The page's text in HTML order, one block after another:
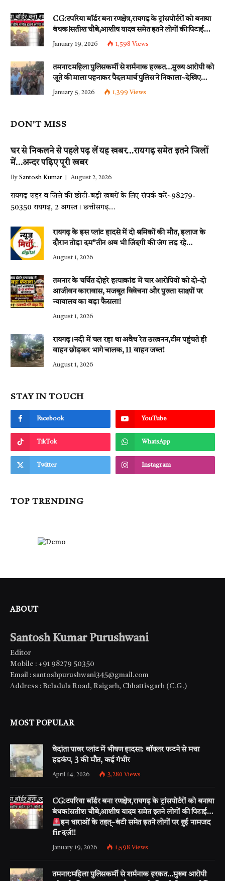
CG:टपरिया बॉर्डर बना रणक्षेत्र,रायगढ़ के ट्रांसपोर्टरों को बनाया
बंधक!सतीश चौबे,आशीष यादव समेत इतने लोगों की पिटाई…
इन धाराओं के तहत्~बंटी समेत इतने लोगों पर हुई नामजद
January 19, 2026 1,598 Views
तमनार:महिला पुलिसकर्मी से शर्मनाक हरकत…मुख्य आरोपी को
जूते की माला पहनाकर पैदल मार्च पुलिस ने निकाला~देखिए
वीडियो
January 5, 2026 1,399 Views
DON'T MISS
घर से निकलने से पहले पढ़ लें यह खबर…रायगढ़ समेत इतने जिलों
में…अन्दर पढ़िए पूरी खबर
By Santosh Kumar August 2, 2026
रायगढ़ शहर व जिले की छोटी-बड़ी खबरों के लिए संपर्क करें~98279-
50350 रायगढ़, 2 अगस्त। छत्तीसगढ़…
रायगढ़ के इस प्लांट हादसे में दो श्रमिकों की मौत, इलाज के
दौरान तोड़ा दम”तीन अब भी जिंदगी की जंग लड़ रहे…
August 1, 2026
तमनार के चर्चित दोहरे हत्याकांड में चार आरोपियों को दो-दो
आजीवन कारावास, मजबूत विवेचना और पुख्ता साक्ष्यों पर
न्यायालय का बड़ा फैसला!
August 1, 2026
रायगढ़।नदी में चल रहा था अवैध रेत उत्खनन,टीम पहुंचते ही
वाहन छोड़कर भागे चालक, 11 वाहन जब्त!
August 1, 2026
STAY IN TOUCH
Facebook YouTube
TikTok WhatsApp
Twitter Instagram
TOP TRENDING
ABOUT
Santosh Kumar Purushwani
Editor
Mobile : +91 98279 50350
Email : santoshpurushwani345@gmail.com
Address : Beladula Road, Raigarh, Chhattisgarh (C.G.)
MOST POPULAR
वेदांता पावर प्लांट में भीषण हादसा: बॉयलर फटने से मचा
हड़कंप, 3 की मौत, कई गंभीर
April 14, 2026 3,280 Views
CG:टपरिया बॉर्डर बना रणक्षेत्र,रायगढ़ के ट्रांसपोर्टरों को बनाया
बंधक!सतीश चौबे,आशीष यादव समेत इतने लोगों की पिटाई…
इन धाराओं के तहत्~बंटी समेत इतने लोगों पर हुई नामजद
fir दर्ज!!
January 19, 2026 1,598 Views
तमनार:महिला पुलिसकर्मी से शर्मनाक हरकत…मुख्य आरोपी